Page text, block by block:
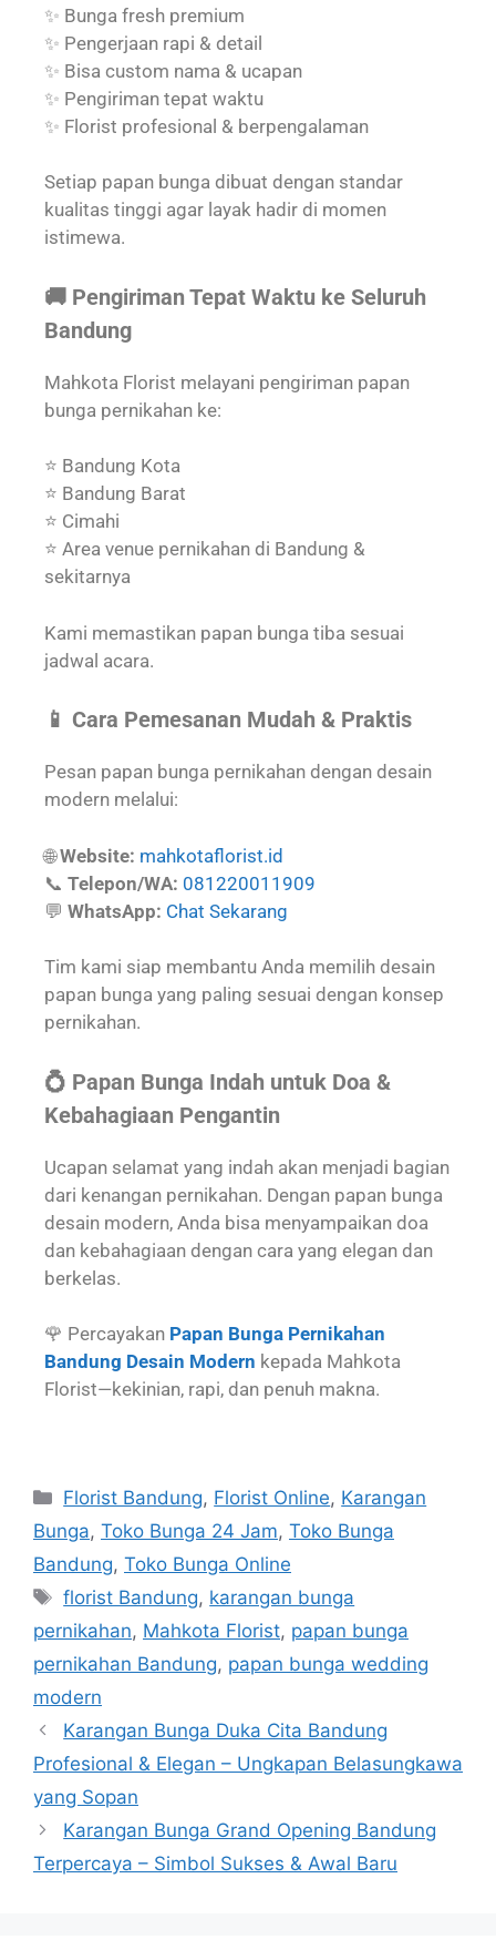
✨ Bunga fresh premium
✨ Pengerjaan rapi & detail
✨ Bisa custom nama & ucapan
✨ Pengiriman tepat waktu
✨ Florist profesional & berpengalaman
Setiap papan bunga dibuat dengan standar
kualitas tinggi agar layak hadir di momen
istimewa.
🚚 Pengiriman Tepat Waktu ke Seluruh
Bandung
Mahkota Florist melayani pengiriman papan
bunga pernikahan ke:
⭐ Bandung Kota
⭐ Bandung Barat
⭐ Cimahi
⭐ Area venue pernikahan di Bandung &
sekitarnya
Kami memastikan papan bunga tiba sesuai
jadwal acara.
📱 Cara Pemesanan Mudah & Praktis
Pesan papan bunga pernikahan dengan desain
modern melalui:
🌐Website: mahkotaflorist.id
📞 Telepon/WA: 081220011909
💬 WhatsApp: Chat Sekarang
Tim kami siap membantu Anda memilih desain
papan bunga yang paling sesuai dengan konsep
pernikahan.
💍 Papan Bunga Indah untuk Doa &
Kebahagiaan Pengantin
Ucapan selamat yang indah akan menjadi bagian
dari kenangan pernikahan. Dengan papan bunga
desain modern, Anda bisa menyampaikan doa
dan kebahagiaan dengan cara yang elegan dan
berkelas.
🌹 Percayakan Papan Bunga Pernikahan
Bandung Desain Modern kepada Mahkota
Florist—kekinian, rapi, dan penuh makna.
Florist Bandung, Florist Online, Karangan
Bunga, Toko Bunga 24 Jam, Toko Bunga
Bandung, Toko Bunga Online
florist Bandung, karangan bunga
pernikahan, Mahkota Florist, papan bunga
pernikahan Bandung, papan bunga wedding
modern
Karangan Bunga Duka Cita Bandung
Profesional & Elegan – Ungkapan Belasungkawa
yang Sopan
Karangan Bunga Grand Opening Bandung
Terpercaya – Simbol Sukses & Awal Baru